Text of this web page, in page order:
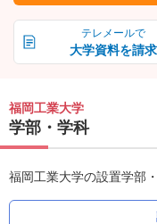
テレメールで
大学資料を請求
福岡工業大学
学部・学科
福岡工業大学の設置学部